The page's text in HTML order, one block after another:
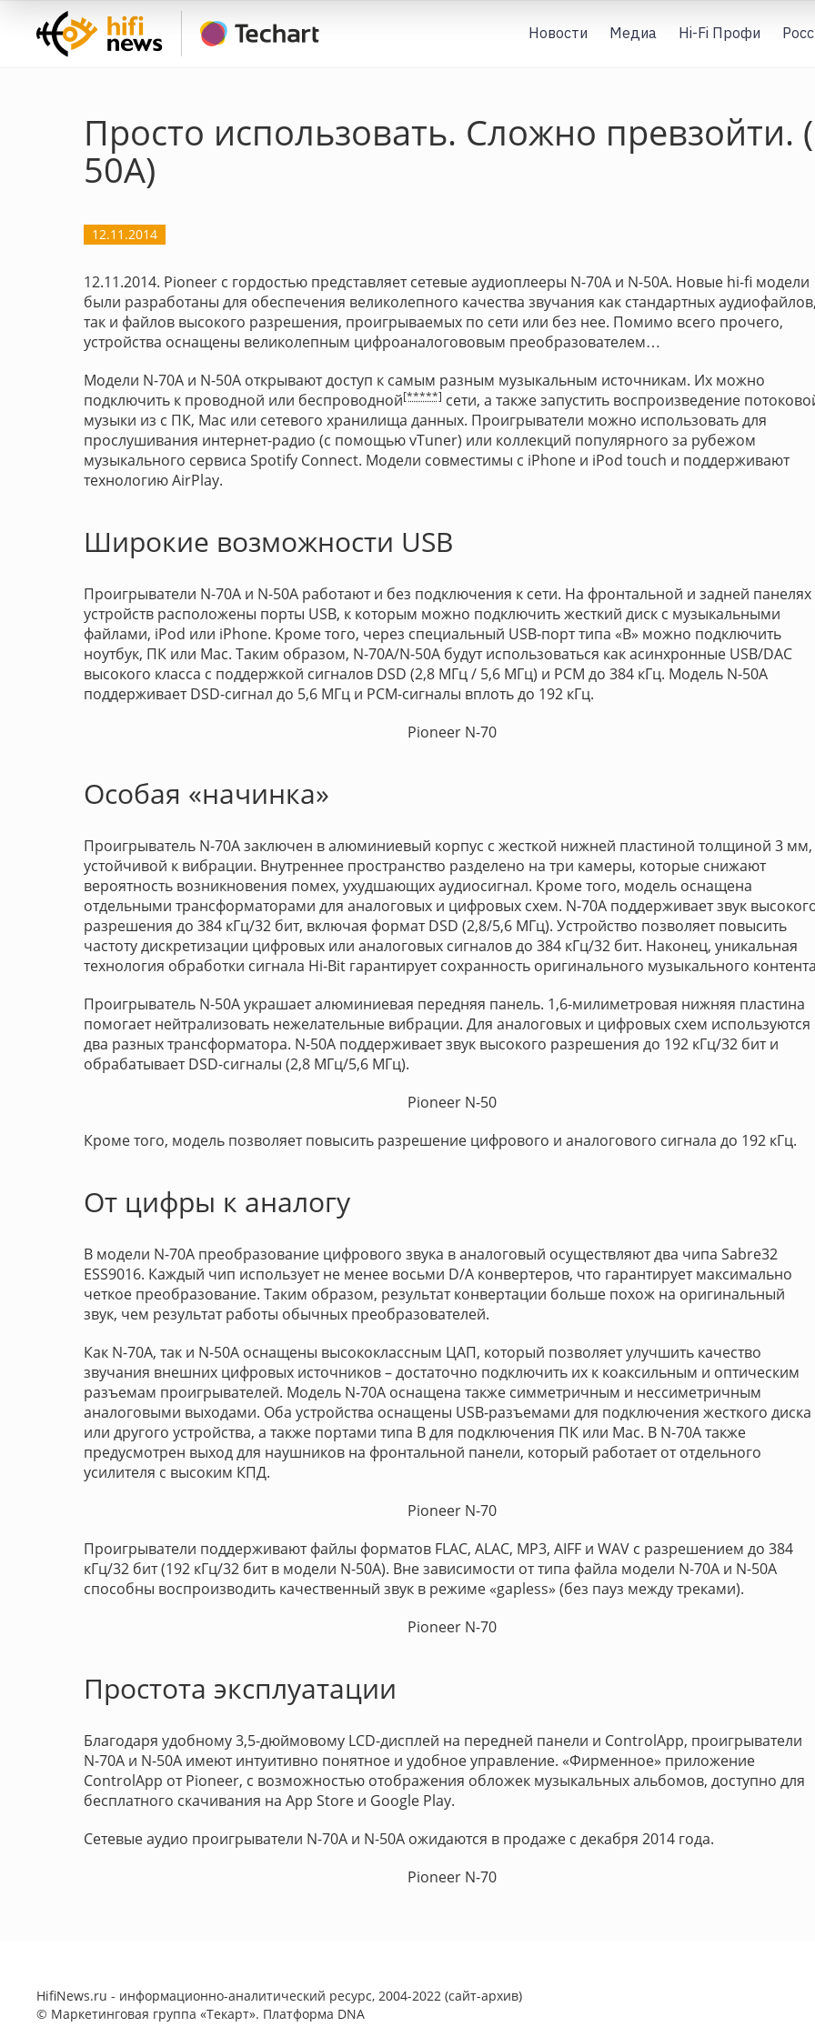
Новости Медиа Hi-Fi Профи
Просто использовать. Сложно превзойти.
50A)
12.11.2014
12.11.2014. Pioneer с гордостью представляет сетевые аудиоплееры N-70A и N-50A. Новые hi-fi модели
были разработаны для обеспечения великолепного качества звучания как стандартных
так и файлов высокого разрешения, проигрываемых по сети или без нее. Помимо всего прочего,
устройства оснащены великолепным цифроаналогововым преобразователем…
Модели N-70A и N-50A открывают доступ к самым разным музыкальным источникам. Их можно
подключить к проводной или беспроводной[*****] сети, а также запустить воспроизведение
музыки из с ПК, Mac или сетевого хранилища данных. Проигрыватели можно использовать для
прослушивания интернет-радио (с помощью vTuner) или коллекций популярного за рубежом
музыкального сервиса Spotify Connect. Модели совместимы с iPhone и iPod touch и поддерживают
технологию AirPlay.
Широкие возможности USB
Проигрыватели N-70A и N-50A работают и без подключения к сети. На фронтальной и задней панелях
устройств расположены порты USB, к которым можно подключить жесткий диск с музыкальными
файлами, iPod или iPhone. Кроме того, через специальный USB-порт типа «В» можно подключить
ноутбук, ПК или Мас. Таким образом, N-70A/N-50A будут использоваться как асинхронные USB/DAC
высокого класса с поддержкой сигналов DSD (2,8 МГц / 5,6 МГц) и PCM до 384 кГц. Модель N-50A
поддерживает DSD-сигнал до 5,6 МГц и РСМ-сигналы вплоть до 192 кГц.
Pioneer N-70
Особая «начинка»
Проигрыватель N-70A заключен в алюминиевый корпус с жесткой нижней пластиной толщиной 3 мм,
устойчивой к вибрации. Внутреннее пространство разделено на три камеры, которые снижают
вероятность возникновения помех, ухудшающих аудиосигнал. Кроме того, модель оснащена
отдельными трансформаторами для аналоговых и цифровых схем. N-70A поддерживает звук
разрешения до 384 кГц/32 бит, включая формат DSD (2,8/5,6 МГц). Устройство позволяет повысить
частоту дискретизации цифровых или аналоговых сигналов до 384 кГц/32 бит. Наконец, уникальная
технология обработки сигнала Hi-Bit гарантирует сохранность оригинального музыкального
Проигрыватель N-50A украшает алюминиевая передняя панель. 1,6-милиметровая нижняя пластина
помогает нейтрализовать нежелательные вибрации. Для аналоговых и цифровых схем используются
два разных трансформатора. N-50A поддерживает звук высокого разрешения до 192 кГц/32 бит и
обрабатывает DSD-сигналы (2,8 МГц/5,6 МГц).
Pioneer N-50
Кроме того, модель позволяет повысить разрешение цифрового и аналогового сигнала до 192 кГц.
От цифры к аналогу
В модели N-70A преобразование цифрового звука в аналоговый осуществляют два чипа Sabre32
ESS9016. Каждый чип использует не менее восьми D/А конвертеров, что гарантирует максимально
четкое преобразование. Таким образом, результат конвертации больше похож на оригинальный
звук, чем результат работы обычных преобразователей.
Как N-70A, так и N-50A оснащены высококлассным ЦАП, который позволяет улучшить качество
звучания внешних цифровых источников – достаточно подключить их к коаксильным и оптическим
разъемам проигрывателей. Модель N-70A оснащена также симметричным и нессиметричным
аналоговыми выходами. Оба устройства оснащены USB-разъемами для подключения жесткого диска
или другого устройства, а также портами типа В для подключения ПК или Mac. В N-70A также
предусмотрен выход для наушников на фронтальной панели, который работает от отдельного
усилителя с высоким КПД.
Pioneer N-70
Проигрыватели поддерживают файлы форматов FLAC, ALAC, MP3, AIFF и WAV с разрешением до 384
кГц/32 бит (192 кГц/32 бит в модели N-50A). Вне зависимости от типа файла модели N-70A и N-50A
способны воспроизводить качественный звук в режиме «gapless» (без пауз между треками).
Pioneer N-70
Простота эксплуатации
Благодаря удобному 3,5-дюймовому LCD-дисплей на передней панели и ControlApp, проигрыватели
N-70A и N-50A имеют интуитивно понятное и удобное управление. «Фирменное» приложение
ControlApp от Pioneer, с возможностью отображения обложек музыкальных альбомов, доступно для
бесплатного скачивания на App Store и Google Play.
Сетевые аудио проигрыватели N-70A и N-50A ожидаются в продаже с декабря 2014 года.
Pioneer N-70
HifiNews.ru - информационно-аналитический ресурс, 2004-2022 (сайт-архив)
© Маркетинговая группа «Текарт». Платформа DNA